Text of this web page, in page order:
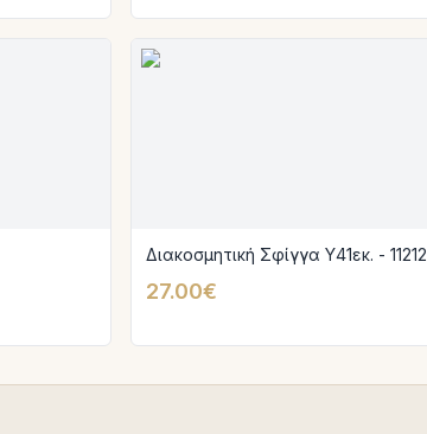
Διακοσμητική Σφίγγα Υ41εκ. - 11212
27.00€